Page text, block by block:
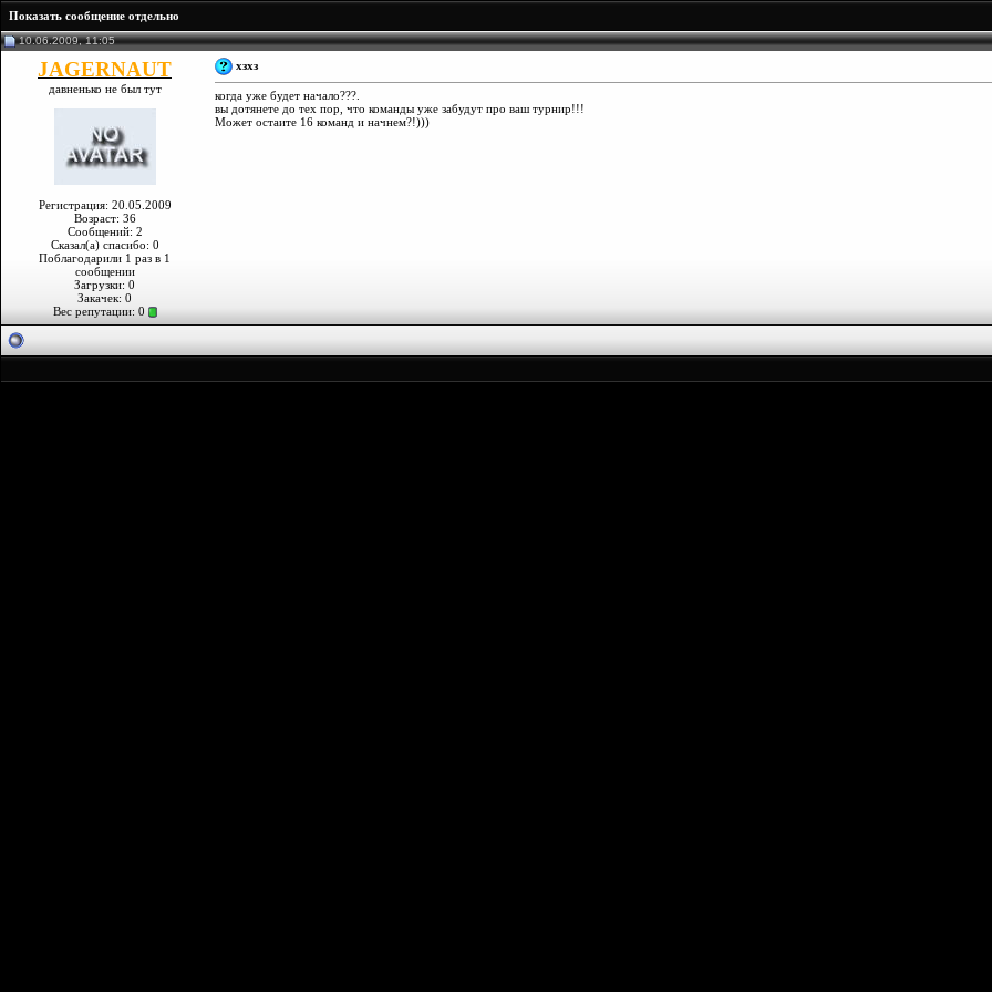
Показать сообщение отдельно
10.06.2009, 11:05
JAGERNAUT
давненько не был тут
Регистрация: 20.05.2009
Возраст: 36
Сообщений: 2
Сказал(а) спасибо: 0
Поблагодарили 1 раз в 1
сообщении
Загрузки: 0
Закачек: 0
Вес репутации: 0
хзхз
когда уже будет начало???.
вы дотянете до тех пор, что команды уже забудут про ваш турнир!!!
Может остаите 16 команд и начнем?!)))